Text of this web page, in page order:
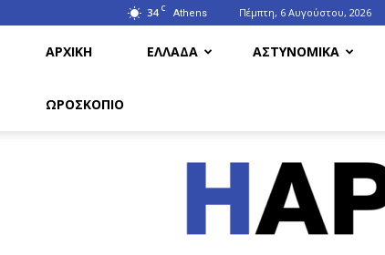
34 C Athens Πέμπτη, 6 Αυγούστου, 2026
ΑΡΧΙΚΗ ΕΛΛΑΔΑ ΑΣΤΥΝΟΜΙΚΑ
ΩΡΟΣΚΟΠΙΟ